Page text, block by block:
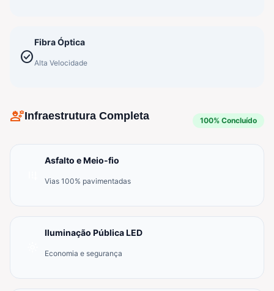
check_circle
Fibra Óptica
Alta Velocidade
engineeringInfraestrutura Completa 100% Concluído
Asfalto e Meio-fio
Vias 100% pavimentadas
Iluminação Pública LED
Economia e segurança